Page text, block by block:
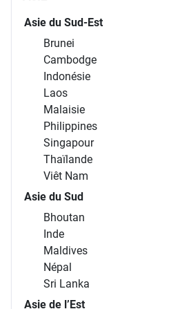
Asie du Sud-Est
Brunei
Cambodge
Indonésie
Laos
Malaisie
Philippines
Singapour
Thaïlande
Viêt Nam
Asie du Sud
Bhoutan
Inde
Maldives
Népal
Sri Lanka
Asie de l’Est